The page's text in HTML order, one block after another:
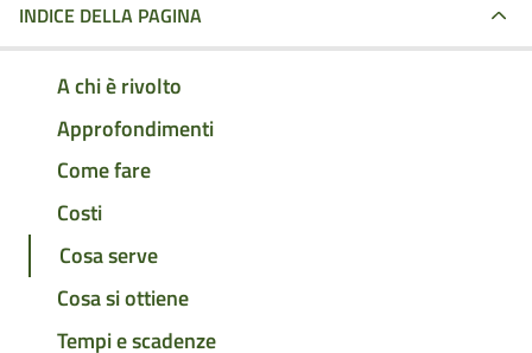
INDICE DELLA PAGINA
A chi è rivolto
Approfondimenti
Come fare
Costi
Cosa serve
Cosa si ottiene
Tempi e scadenze